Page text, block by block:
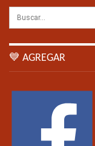
💙 AGREGAR